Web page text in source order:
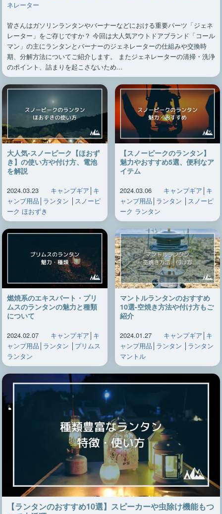
ネレーター
皆さんはガソリンランタンやバーナーなどにおける重要パーツ「ジェネ
レーター」をご存じですか？ 今回は大人気アウトドアブランド「コール
マン」の主にランタンとバーナーのジェネレーターの仕組みや交換時
期、分解方法についてご紹介します。 またジェネレーターの清掃・洗浄
のポイント、詰まりを起こさないため...
大人気‐スノーピーク【ほおず
き】の使い方や付け方、電池
を解説
2024.03.23 キャンプギア キ
ャンプ用品 ランタン
スノーピ
ーク ほおずき
【スノーピークのランタン】
魅力やおすすめ5選、便利なア
イテム
2024.03.06 キャンプギア キ
ャンプ用品 ランタン
スノーピ
ーク ランタン
燃焼系のエキスパート・プリ
ムスのランタンの魅力と種類
について
2024.02.07 キャンプギア │ キ
ャンプ用品 │ ランタン │ プリムス
ランタン
マントルランタンのおすすめ
10選-空焼き方法や付け方もご
紹介
2024.01.27 キャンプギア │ キ
ャンプ用品 │ ランタン │ ランタン
マントル
【ランタンのおすすめ10選】スピーカーや虫除け機能もつ